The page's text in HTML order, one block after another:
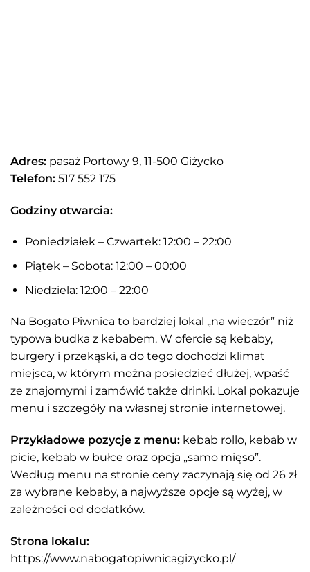
Adres: pasaż Portowy 9, 11-500 Giżycko
Telefon: 517 552 175
Godziny otwarcia:
Poniedziałek – Czwartek: 12:00 – 22:00
Piątek – Sobota: 12:00 – 00:00
Niedziela: 12:00 – 22:00
Na Bogato Piwnica to bardziej lokal „na wieczór” niż
typowa budka z kebabem. W ofercie są kebaby,
burgery i przekąski, a do tego dochodzi klimat
miejsca, w którym można posiedzieć dłużej, wpaść
ze znajomymi i zamówić także drinki. Lokal pokazuje
menu i szczegóły na własnej stronie internetowej.
Przykładowe pozycje z menu: kebab rollo, kebab w
picie, kebab w bułce oraz opcja „samo mięso”.
Według menu na stronie ceny zaczynają się od 26 zł
za wybrane kebaby, a najwyższe opcje są wyżej, w
zależności od dodatków.
Strona lokalu:
https://www.nabogatopiwnicagizycko.pl/